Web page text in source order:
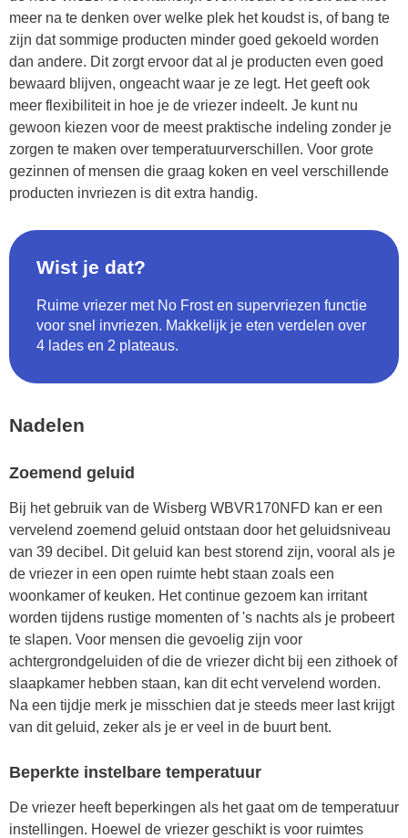
meer na te denken over welke plek het koudst is, of bang te
zijn dat sommige producten minder goed gekoeld worden
dan andere. Dit zorgt ervoor dat al je producten even goed
bewaard blijven, ongeacht waar je ze legt. Het geeft ook
meer flexibiliteit in hoe je de vriezer indeelt. Je kunt nu
gewoon kiezen voor de meest praktische indeling zonder je
zorgen te maken over temperatuurverschillen. Voor grote
gezinnen of mensen die graag koken en veel verschillende
producten invriezen is dit extra handig.
Wist je dat?
Ruime vriezer met No Frost en supervriezen functie
voor snel invriezen. Makkelijk je eten verdelen over
4 lades en 2 plateaus.
Nadelen
Zoemend geluid
Bij het gebruik van de Wisberg WBVR170NFD kan er een
vervelend zoemend geluid ontstaan door het geluidsniveau
van 39 decibel. Dit geluid kan best storend zijn, vooral als je
de vriezer in een open ruimte hebt staan zoals een
woonkamer of keuken. Het continue gezoem kan irritant
worden tijdens rustige momenten of 's nachts als je probeert
te slapen. Voor mensen die gevoelig zijn voor
achtergrondgeluiden of die de vriezer dicht bij een zithoek of
slaapkamer hebben staan, kan dit echt vervelend worden.
Na een tijdje merk je misschien dat je steeds meer last krijgt
van dit geluid, zeker als je er veel in de buurt bent.
Beperkte instelbare temperatuur
De vriezer heeft beperkingen als het gaat om de temperatuur
instellingen. Hoewel de vriezer geschikt is voor ruimtes